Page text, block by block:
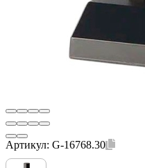
Артикул: G-16768.30